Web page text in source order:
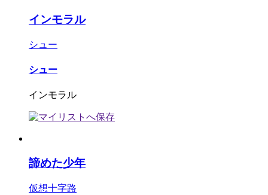
インモラル
シュー
シュー
インモラル
諦めた少年
仮想十字路